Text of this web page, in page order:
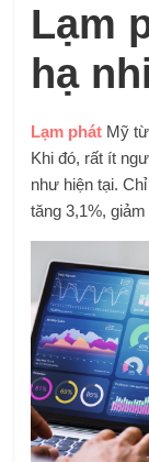
Lạm
hạ
Lạm phát Mỹ
Khi đó, rất ít
như hiện tại.
tăng 3,1%,